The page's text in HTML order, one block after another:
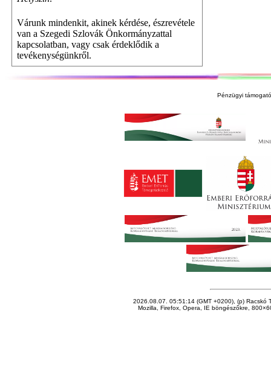
Várunk mindenkit, akinek kérdése, észrevétele
van a Szegedi Szlovák Önkormányzattal
kapcsolatban, vagy csak érdeklődik a
tevékenységünkről.
Pénzügyi
2026.08.07. 05:51:14 (GMT +0200), (p) Racskó
Mozilla, Firefox, Opera, IE böngészőkre,